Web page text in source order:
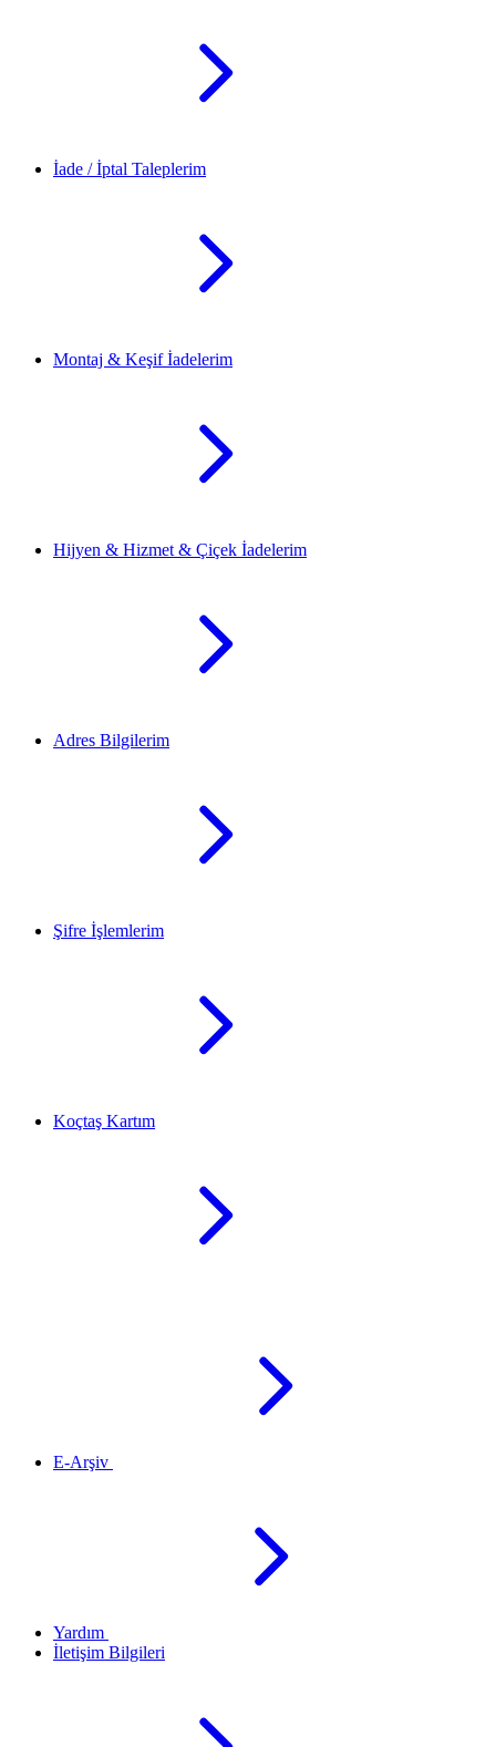
İade / İptal Taleplerim
Montaj & Keşif İadelerim
Hijyen & Hizmet & Çiçek İadelerim
Adres Bilgilerim
Şifre İşlemlerim
Koçtaş Kartım
E-Arşiv
Yardım
İletişim Bilgileri